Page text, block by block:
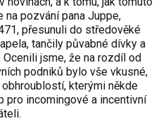
na pozvání pana Juppe,
přesunuli do středověké
tančily půvabné dívky a
jsme, že na rozdíl od
podniků bylo vše vkusné,
kterými někde
pro incomingové a incentivní